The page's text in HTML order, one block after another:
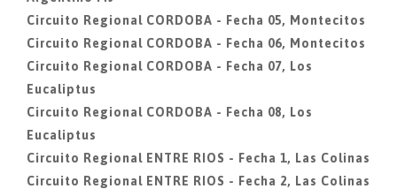
Circuito Regional CORDOBA - Fecha 05, Montecitos
Circuito Regional CORDOBA - Fecha 06, Montecitos
Circuito Regional CORDOBA - Fecha 07, Los
Eucaliptus
Circuito Regional CORDOBA - Fecha 08, Los
Eucaliptus
Circuito Regional ENTRE RIOS - Fecha 1, Las Colinas
Circuito Regional ENTRE RIOS - Fecha 2, Las Colinas